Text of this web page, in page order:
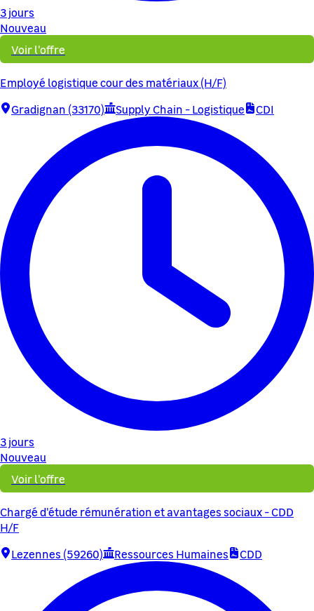
3 jours
Nouveau
Voir l'offre
Employé logistique cour des matériaux (H/F)
Gradignan (33170)
Supply Chain - Logistique CDI
3 jours
Nouveau
Voir l'offre
Chargé d'étude rémunération et avantages sociaux - CDD
H/F
Lezennes (59260)
Ressources Humaines CDD